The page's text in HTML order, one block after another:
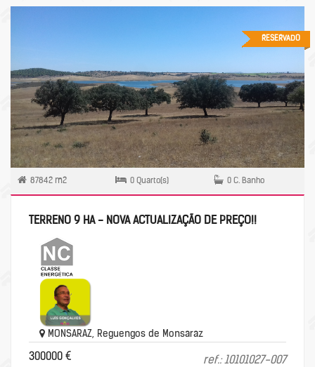
RESERVADO
87842 m2 0 Quarto(s) 0 C. Banho
TERRENO 9 HA - NOVA ACTUALIZAÇÃO DE PREÇO!!
MONSARAZ, Reguengos de Monsaraz
300000 € ref.: 10101027-007